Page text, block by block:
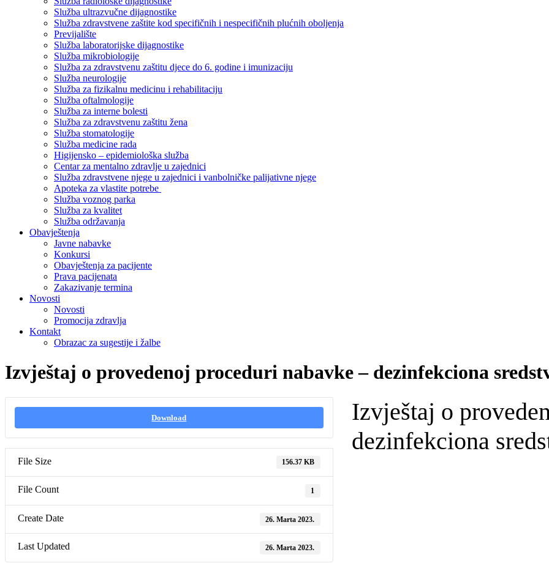
Služba ultrazvučne dijagnostike
Služba zdravstvene zaštite kod specifičnih i nespecifičnih plućnih oboljenja
Previjalište
Služba laboratorijske dijagnostike
Služba mikrobiologije
Služba za zdravstvenu zaštitu djece do 6. godine i imunizaciju
Služba neurologije
Služba za fizikalnu medicinu i rehabilitaciju
Služba oftalmologije
Služba za interne bolesti
Služba za zdravstvenu zaštitu žena
Služba stomatologije
Služba medicine rada
Higijensko – epidemiološka služba
Centar za mentalno zdravlje u zajednici
Služba zdravstvene njege u zajednici i vanbolničke palijativne njege
Apoteka za vlastite potrebe
Služba voznog parka
Služba za kvalitet
Služba održavanja
Obavještenja
Javne nabavke
Konkursi
Obavještenja za pacijente
Prava pacijenata
Zakazivanje termina
Novosti
Novosti
Promocija zdravlja
Kontakt
Obrazac za sugestije i žalbe
Izvještaj o provedenoj proceduri nabavke – dezinfekciona
Download
File Size 156.37 KB
File Count 1
Create Date 26. Marta 2023.
Last Updated 26. Marta 2023.
Izvještaj o
dezinfekciona